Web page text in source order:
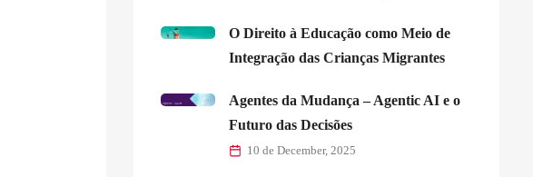
O Direito à Educação como Meio de
Integração das Crianças Migrantes
Agentes da Mudança – Agentic AI e o
Futuro das Decisões
10 de December, 2025